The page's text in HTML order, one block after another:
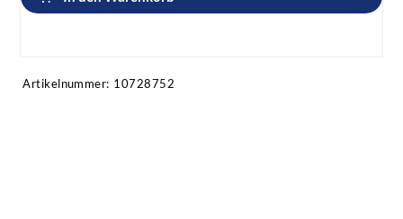
Artikelnummer: 10728752